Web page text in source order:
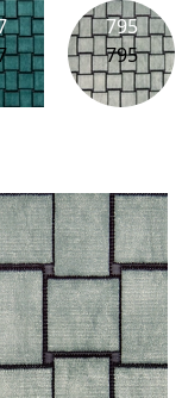
795
795